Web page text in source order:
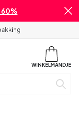
WINKELMANDJE